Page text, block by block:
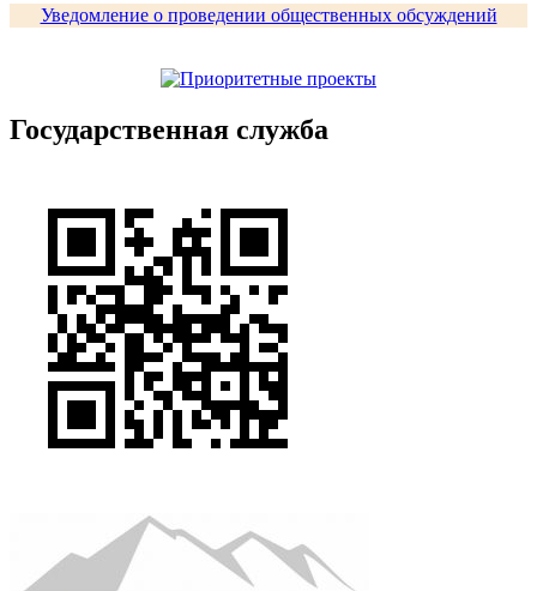
Уведомление о проведении общественных обсуждений
Государственная служба